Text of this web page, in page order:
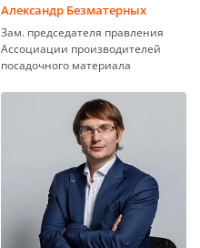
Александр Безматерных
Зам. председателя правления
Ассоциации производителей
посадочного материала